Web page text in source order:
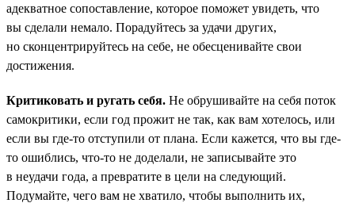
адекватное сопоставление, которое поможет увидеть, что
вы сделали немало. Порадуйтесь за удачи других,
но сконцентрируйтесь на себе, не обесценивайте свои
достижения.
Критиковать и ругать себя. Не обрушивайте на себя поток
самокритики, если год прожит не так, как вам хотелось, или
если вы где-то отступили от плана. Если кажется, что вы где-
то ошиблись, что-то не доделали, не записывайте это
в неудачи года, а превратите в цели на следующий.
Подумайте, чего вам не хватило, чтобы выполнить их,